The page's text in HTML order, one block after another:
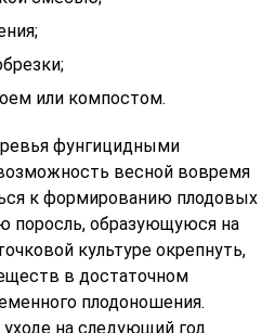
или компостом.
фунгицидными
весной вовремя
к формированию плодовых
поросль, образующуюся на
культуре окрепнуть,
в достаточном
плодоношения.
на следующий год